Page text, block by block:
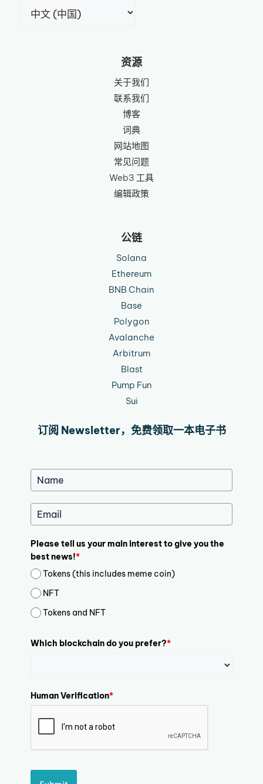
资源
关于我们
联系我们
博客
词典
网站地图
常见问题
Web3 工具
编辑政策
公链
Solana
Ethereum
BNB Chain
Base
Polygon
Avalanche
Arbitrum
Blast
Pump Fun
Sui
订阅 Newsletter，免费领取一本电子书
Please tell us your main interest to give you the
best news!*
Tokens (this includes meme coin)
NFT
Tokens and NFT
Which blockchain do you prefer?*
Human Verification*